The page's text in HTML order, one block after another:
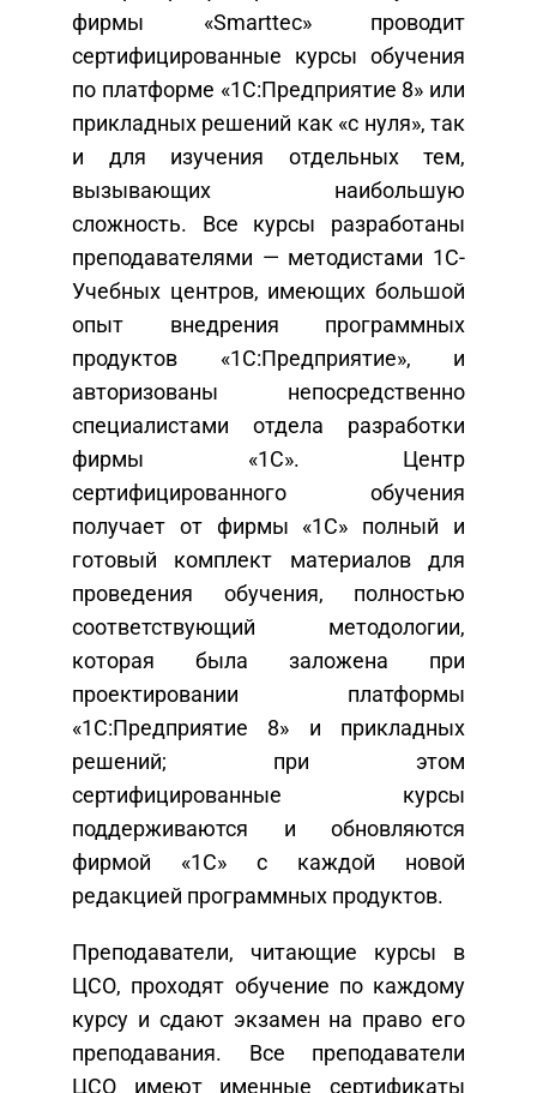
фирмы «Smarttec» проводит
сертифицированные курсы обучения
по платформе «1С:Предприятие 8» или
прикладных решений как «с нуля», так
и для изучения отдельных тем,
вызывающих наибольшую
сложность. Все курсы разработаны
преподавателями — методистами 1С-
Учебных центров, имеющих большой
опыт внедрения программных
продуктов «1С:Предприятие», и
авторизованы непосредственно
специалистами отдела разработки
фирмы «1С». Центр
сертифицированного обучения
получает от фирмы «1С» полный и
готовый комплект материалов для
проведения обучения, полностью
соответствующий методологии,
которая была заложена при
проектировании платформы
«1С:Предприятие 8» и прикладных
решений; при этом
сертифицированные курсы
поддерживаются и обновляются
фирмой «1С» с каждой новой
редакцией программных продуктов.
Преподаватели, читающие курсы в
ЦСО, проходят обучение по каждому
курсу и сдают экзамен на право его
преподавания. Все преподаватели
ЦСО имеют именные сертификаты